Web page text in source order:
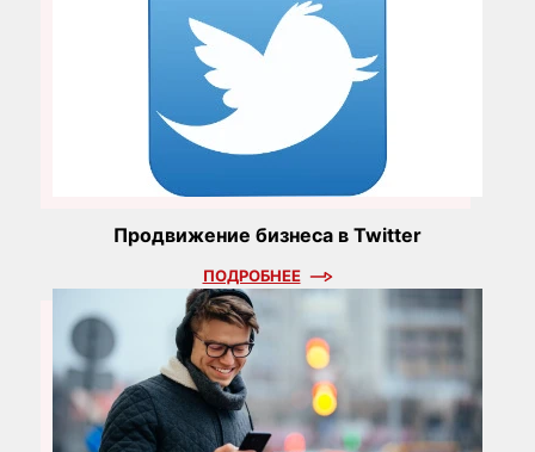
Продвижение бизнеса в Twitter
ПОДРОБНЕЕ